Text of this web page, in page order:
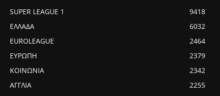
SUPER LEAGUE 1
9418
ΕΛΛΑΔΑ
6032
EUROLEAGUE
2464
ΕΥΡΩΠΗ
2379
ΚΟΙΝΩΝΙΑ
2342
ΑΓΓΛΙΑ
2255